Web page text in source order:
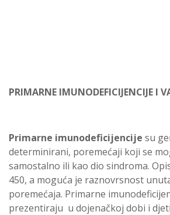
PRIMARNE IMUNODEFICIJENCIJE I
Primarne imunodeficijencije su
determinirani, poremećaji koji se
samostalno ili kao dio sindroma.
450, a moguća je raznovrsnost
poremećaja. Primarne
prezentiraju u dojenačkoj dobi i